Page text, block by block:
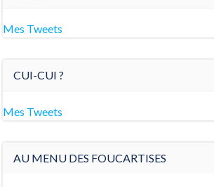
Mes Tweets
CUI-CUI ?
Mes Tweets
AU MENU DES FOUCARTISES